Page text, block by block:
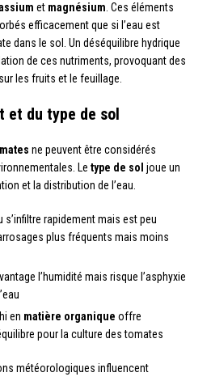
et magnésium. Ces éléments
efficacement que si l’eau est
dans le sol. Un déséquilibre hydrique
de ces nutriments, provoquant des
les fruits et le feuillage.
et du type de sol
ne peuvent être considérés
Le type de sol joue un
et la distribution de l’eau.
s’infiltre rapidement mais est peu
plus fréquents mais moins
l’humidité mais risque l’asphyxie
en matière organique offre
pour la culture des tomates
météorologiques influencent